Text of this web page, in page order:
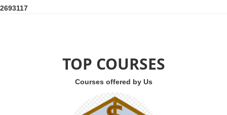
2693117
TOP COURSES
Courses offered by Us